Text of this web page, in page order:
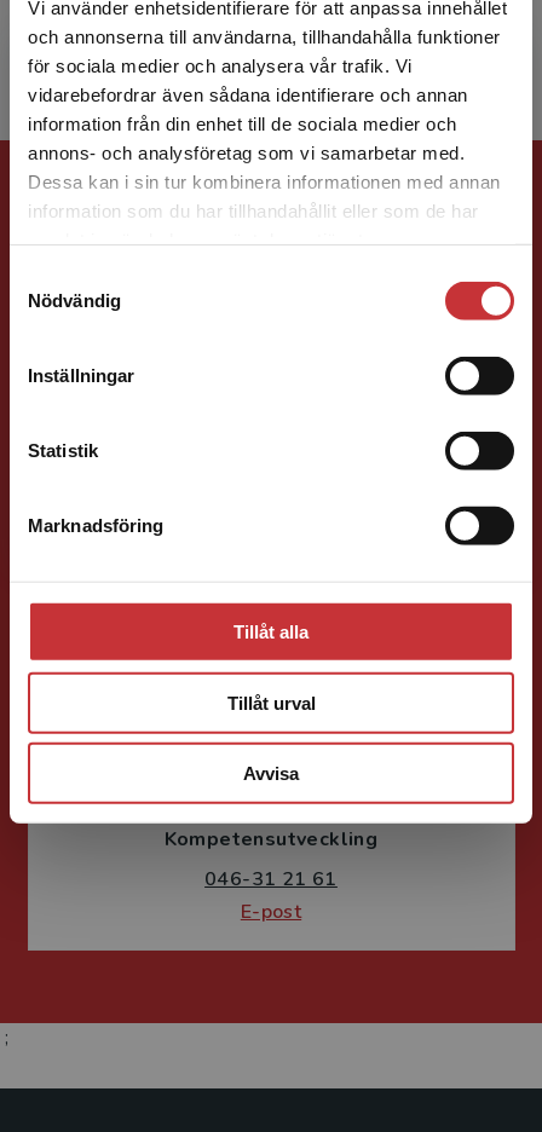
Vi använder enhetsidentifierare för att anpassa innehållet
och annonserna till användarna, tillhandahålla funktioner
för sociala medier och analysera vår trafik. Vi
vidarebefordrar även sådana identifierare och annan
information från din enhet till de sociala medier och
annons- och analysföretag som vi samarbetar med.
Dessa kan i sin tur kombinera informationen med annan
information som du har tillhandahållit eller som de har
Nödvändig
Inställningar
Statistik
Marknadsföring
Tillåt alla
Tillåt urval
Avvisa
Begränsad fraktregion
Det verkar som att du besöker
studentlitteratur.se via en enhet utanför Sverige.
Vi erbjuder inte leveranser utanför Sverige. För
att kunna slutföra ett köp måste
univer...
Förlagskontakt
Susanne Borg-Törn
Förlagskoordinator Kurslitteratur och
Kompetensutveckling
046-31 21 61
E-post
;